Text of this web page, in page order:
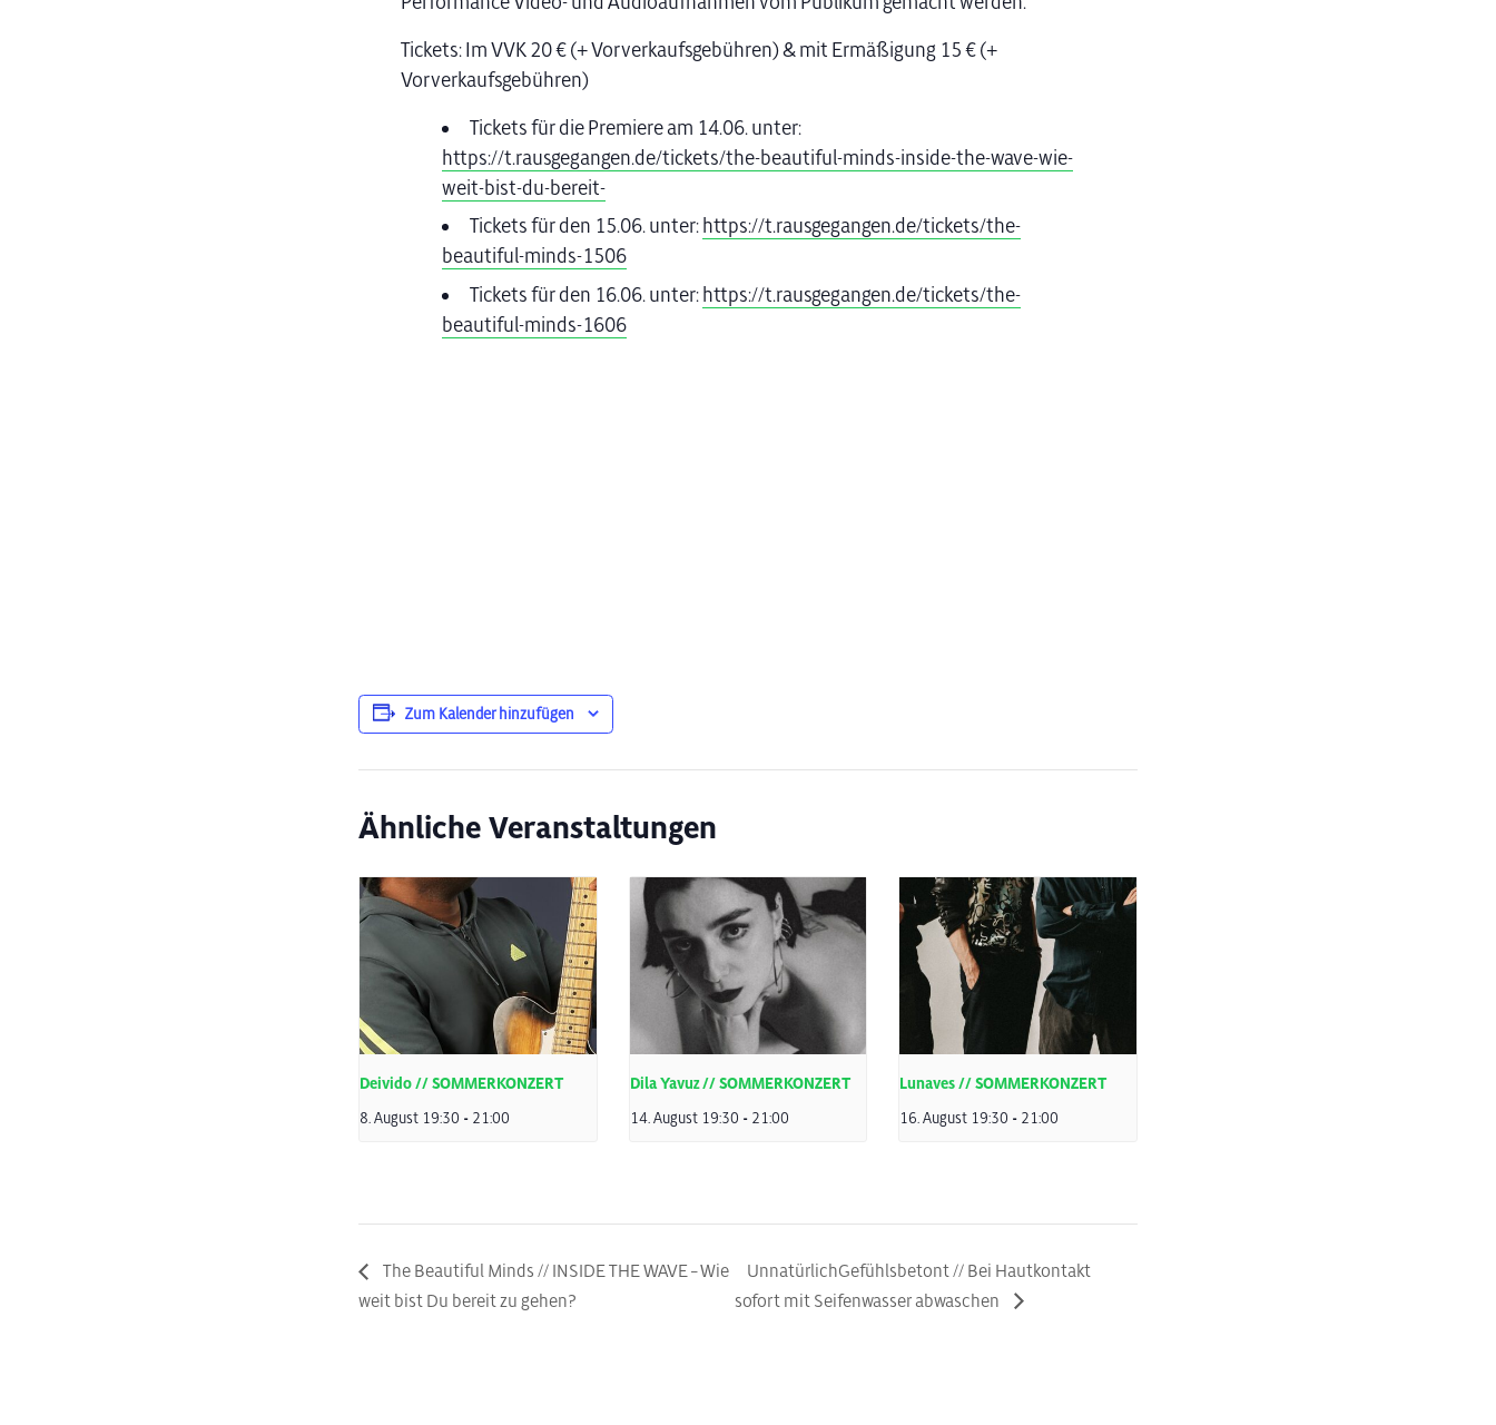
Tickets: Im VVK 20 € (+ Vorverkaufsgebühren) & mit Ermäßigung 15 € (+
Vorverkaufsgebühren)
Tickets für die Premiere am 14.06. unter:
https://t.rausgegangen.de/tickets/the-beautiful-minds-inside-the-wave-wie-
weit-bist-du-bereit-
Tickets für den 15.06. unter: https://t.rausgegangen.de/tickets/the-
beautiful-minds-1506
Tickets für den 16.06. unter:https://t.rausgegangen.de/tickets/the-
beautiful-minds-1606
Zum Kalender hinzufügen
Ähnliche Veranstaltungen
Deivido // SOMMERKONZERT
8. August 19:30 - 21:00
Dila Yavuz // SOMMERKONZERT
14. August 19:30 - 21:00
Lunaves // SOMMERKONZERT
16. August 19:30 - 21:00
The Beautiful Minds // INSIDE THE WAVE – Wie
weit bist Du bereit zu gehen?
UnnatürlichGefühlsbetont // Bei Hautkontakt
sofort mit Seifenwasser abwaschen